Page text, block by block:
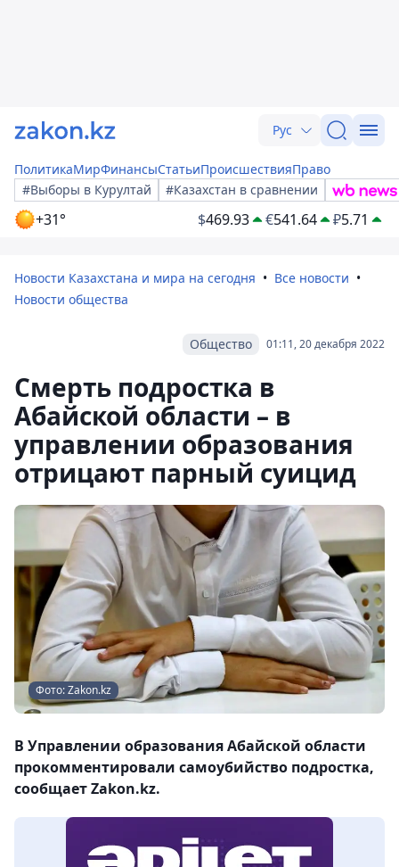
Рус
ПолитикаМирФинансыСтатьиПроисшествияПраво
#Выборы в Курултай
#Казахстан в сравнении
+31° $469.93 €541.64 ₽5.71
Новости Казахстана и мира на сегодня
Все новости
Новости общества
01:11, 20 декабря 2022
Общество
Смерть подростка в
Абайской области – в
управлении образования
отрицают парный суицид
Фото: Zakon.kz
В Управлении образования Абайской области
прокомментировали самоубийство подростка,
сообщает Zakon.kz.